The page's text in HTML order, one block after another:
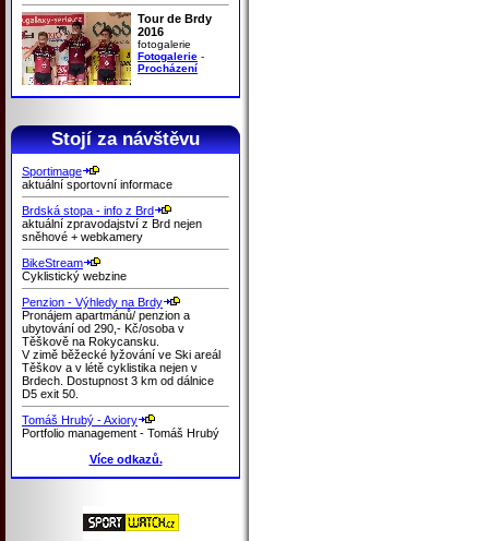
Tour de Brdy
2016
fotogalerie
Fotogalerie -
Procházení
Stojí za návštěvu
Sportimage
aktuální sportovní informace
Brdská stopa - info z Brd
aktuální zpravodajství z Brd nejen
sněhové + webkamery
BikeStream
Cyklistický webzine
Penzion - Výhledy na Brdy
Pronájem apartmánů/ penzion a
ubytování od 290,- Kč/osoba v
Těškově na Rokycansku.
V zimě běžecké lyžování ve Ski areál
Těškov a v létě cyklistika nejen v
Brdech. Dostupnost 3 km od dálnice
D5 exit 50.
Tomáš Hrubý - Axiory
Portfolio management - Tomáš Hrubý
Více odkazů.